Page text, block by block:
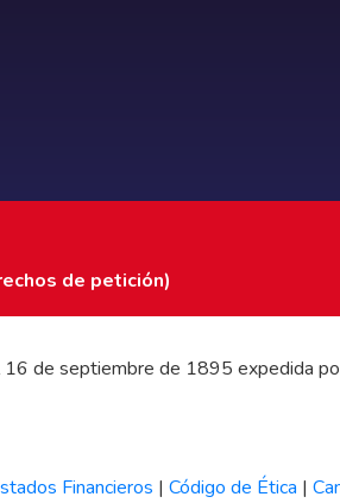
de petición)
16 de septiembre de 1895 expedida
Financieros | Código de Ética |